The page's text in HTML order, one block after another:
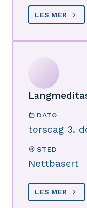
LES MER
DATO
torsdag 3.
STED
Nettbasert
LES MER